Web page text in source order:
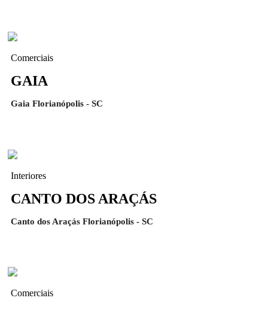
Comerciais
GAIA
Gaia Florianópolis - SC
Interiores
CANTO DOS ARAÇÁS
Canto dos Araçás Florianópolis - SC
Comerciais